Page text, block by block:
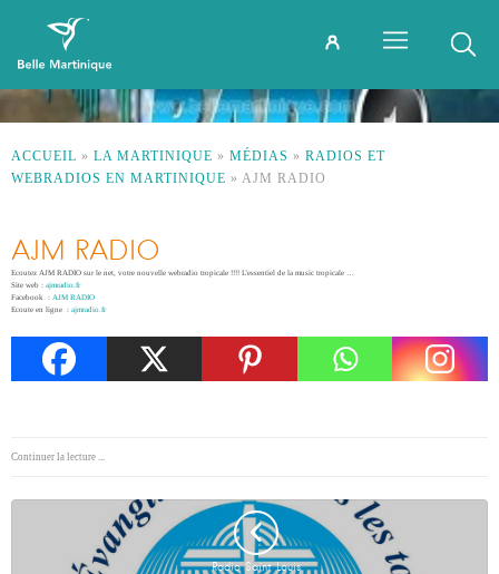
ACCUEIL » LA MARTINIQUE » MÉDIAS » RADIOS ET
WEBRADIOS EN MARTINIQUE » AJM RADIO
AJM RADIO
Ecoutez AJM RADIO sur le net, votre nouvelle webradio tropicale !!!! L’essentiel de la music tropicale …
Site web : ajmradio.fr
Facebook : AJM RADIO
Ecoute en ligne : ajmradio.fr
Continuer la lecture ...
Radio Saint Louis